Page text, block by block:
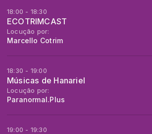
18:00 - 18:30
ECOTRIMCAST
Locução por:
Marcello Cotrim
18:30 - 19:00
Músicas de Hanariel
Locução por:
Paranormal.Plus
19:00 - 19:30